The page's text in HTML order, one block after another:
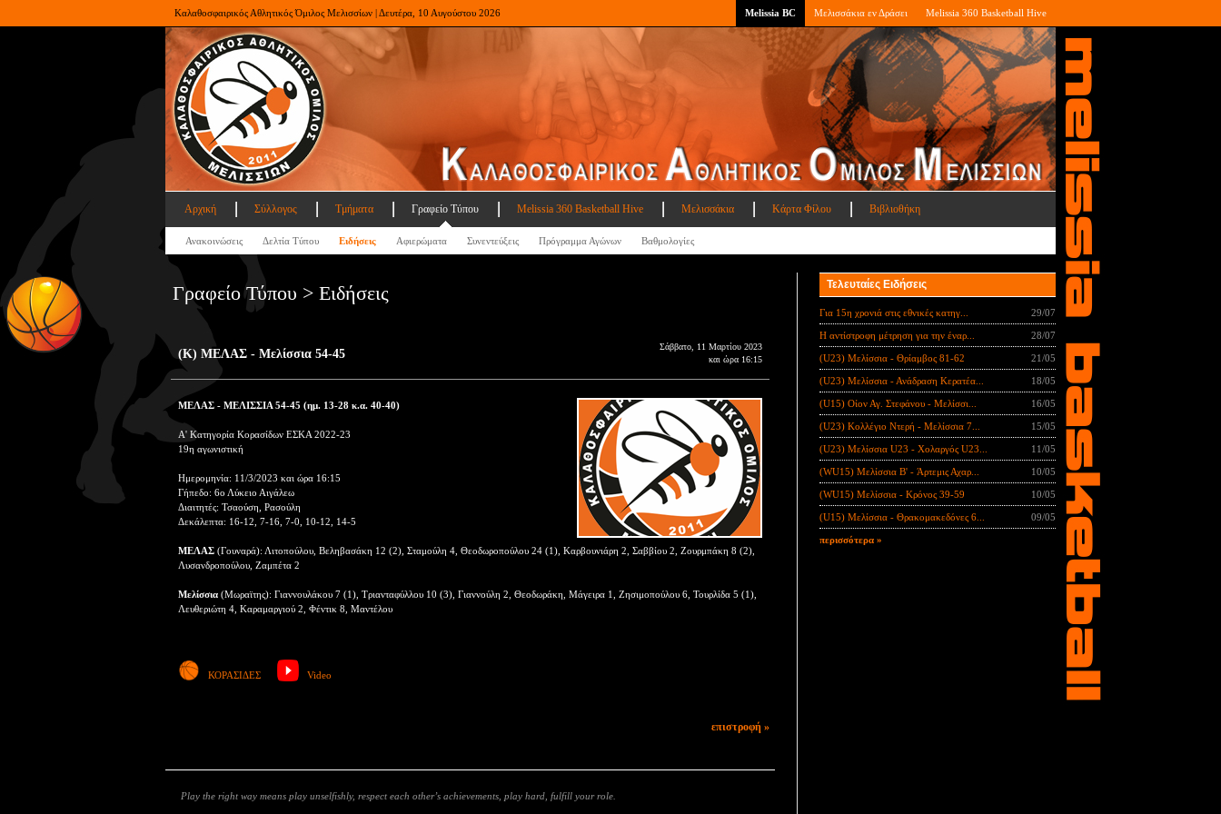
Καλαθοσφαιρικός Αθλητικός Όμιλος Μελισσίων | Δευτέρα, 10 Αυγούστου 2026 Melissia BC Μελισσάκια εν Δράσει Melissia 360 Basketball Hive
Αρχική Σύλλογος Τμήματα Γραφείο Τύπου Melissia 360 Basketball Hive Μελισσάκια Κάρτα Φίλου Βιβλιοθήκη
Ανακοινώσεις Δελτία Τύπου Ειδήσεις Αφιερώματα Συνεντεύξεις Πρόγραμμα Αγώνων Βαθμολογίες
Γραφείο Τύπου > Ειδήσεις
(Κ) ΜΕΛΑΣ - Μελίσσια 54-45
Σάββατο, 11 Μαρτίου 2023
και ώρα 16:15
ΜΕΛΑΣ - ΜΕΛΙΣΣΙΑ 54-45 (ημ. 13-28 κ.α. 40-40)
Α' Κατηγορία Κορασίδων ΕΣΚΑ 2022-23
19η αγωνιστική
Ημερομηνία: 11/3/2023 και ώρα 16:15
Γήπεδο: 6ο Λύκειο Αιγάλεω
Διαιτητές: Τσαούση, Ρασούλη
Δεκάλεπτα: 16-12, 7-16, 7-0, 10-12, 14-5
ΜΕΛΑΣ (Γουναρά): Λιτοπούλου, Βεληβασάκη 12 (2), Σταμούλη 4, Θεοδωροπούλου 24 (1), Καρβουνιάρη 2, Σαββίου 2, Ζουρμπάκη 8 (2),
Λυσανδροπούλου, Ζαμπέτα 2
Μελίσσια (Μωραϊτης): Γιαννουλάκου 7 (1), Τριανταφύλλου 10 (3), Γιαννούλη 2, Θεοδωράκη, Μάγειρα 1, Ζησιμοπούλου 6, Τουρλίδα 5 (1),
Λευθεριώτη 4, Καραμαργιού 2, Φέντικ 8, Μαντέλου
ΚΟΡΑΣΙΔΕΣ Video
επιστροφή »
Play the right way means play unselfishly, respect each other’s achievements, play hard, fulfill your role.
Τελευταίες Ειδήσεις
Για 15η χρονιά στις εθνικές κατηγ... 29/07
Η αντίστροφη μέτρηση για την έναρ... 28/07
(U23) Μελίσσια - Θρίαμβος 81-62 21/05
(U23) Μελίσσια - Ανάδραση Κερατέα... 18/05
(U15) Οίον Αγ. Στεφάνου - Μελίσσι... 16/05
(U23) Κολλέγιο Ντερή - Μελίσσια 7... 15/05
(U23) Μελίσσια U23 - Χολαργός U23... 11/05
(WU15) Μελίσσια B' - Άρτεμις Αχαρ... 10/05
(WU15) Μελίσσια - Κρόνος 39-59 10/05
(U15) Μελίσσια - Θρακομακεδόνες 6... 09/05
περισσότερα »